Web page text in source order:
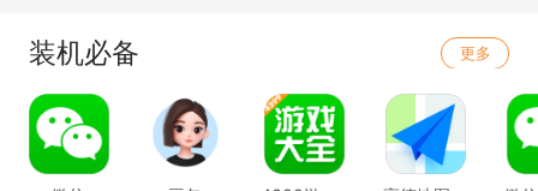
装机必备 更多